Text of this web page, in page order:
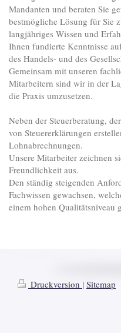
Mandanten und beraten Sie
bestmögliche Lösung für Sie
langjähriges Wissen und
Ihnen fundierte Kenntnisse
des Handels- und des
Gemeinsam mit unseren
Mitarbeitern sind wir in der
die Praxis umzusetzen.
Neben der Steuerberatung,
von Steuererklärungen
Lohnabrechnungen.
Unsere Mitarbeiter zeichnen
Freundlichkeit aus.
Den ständig steigenden
Fachwissen gewachsen,
einem hohen Qualitätsniveau
Druckversion | Sitemap